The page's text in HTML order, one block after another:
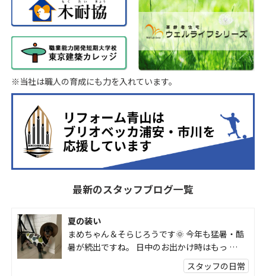
※当社は職人の育成にも力を入れています。
最新のスタッフブログ一覧
夏の装い
まめちゃん＆そらじろうです🌞 今年も猛暑・酷
暑が続出ですね。 日中のお出かけ時はもっ …
スタッフの日常